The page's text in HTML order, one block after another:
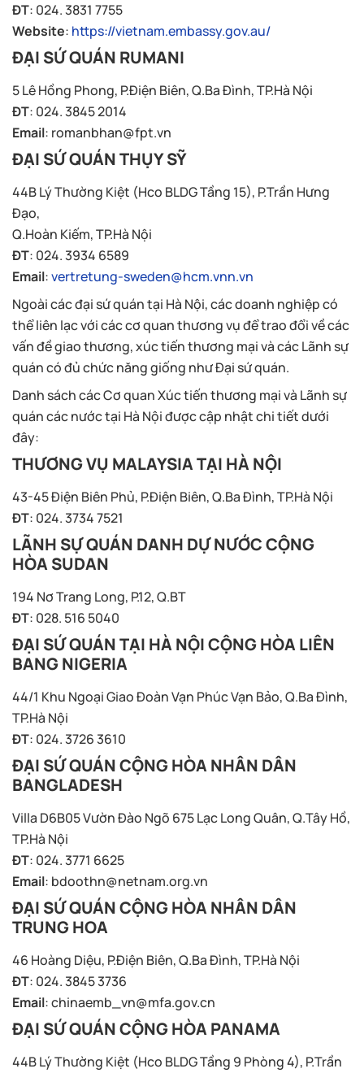
ĐT: 024. 3831 7755
Website: https://vietnam.embassy.gov.au/
ĐẠI SỨ QUÁN RUMANI
5 Lê Hồng Phong, P.Điện Biên, Q.Ba Đình, TP.Hà Nội
ĐT: 024. 3845 2014
Email: romanbhan@fpt.vn
ĐẠI SỨ QUÁN THỤY SỸ
44B Lý Thường Kiệt (Hco BLDG Tầng 15), P.Trần Hưng
Đạo,
Q.Hoàn Kiếm, TP.Hà Nội
ĐT: 024. 3934 6589
Email:vertretung-sweden@hcm.vnn.vn
Ngoài các đại sứ quán tại Hà Nội, các doanh nghiệp có
thể liên lạc với các cơ quan thương vụ để trao đổi về các
vấn đề giao thương, xúc tiến thương mại và các Lãnh sự
quán có đủ chức năng giống như Đại sứ quán.
Danh sách các Cơ quan Xúc tiến thương mại và Lãnh sự
quán các nước tại Hà Nội được cập nhật chi tiết dưới
đây:
THƯƠNG VỤ MALAYSIA TẠI HÀ NỘI
43-45 Điện Biên Phủ, P.Điện Biên, Q.Ba Đình, TP.Hà Nội
ĐT: 024. 3734 7521
LÃNH SỰ QUÁN DANH DỰ NƯỚC CỘNG
HÒA SUDAN
194 Nơ Trang Long, P.12, Q.BT
ĐT: 028. 516 5040
ĐẠI SỨ QUÁN TẠI HÀ NỘI CỘNG HÒA LIÊN
BANG NIGERIA
44/1 Khu Ngoại Giao Đoàn Vạn Phúc Vạn Bảo, Q.Ba Đình,
TP.Hà Nội
ĐT: 024. 3726 3610
ĐẠI SỨ QUÁN CỘNG HÒA NHÂN DÂN
BANGLADESH
Villa D6B05 Vườn Đào Ngõ 675 Lạc Long Quân, Q.Tây Hồ,
TP.Hà Nội
ĐT: 024. 3771 6625
Email: bdoothn@netnam.org.vn
ĐẠI SỨ QUÁN CỘNG HÒA NHÂN DÂN
TRUNG HOA
46 Hoàng Diệu, P.Điện Biên, Q.Ba Đình, TP.Hà Nội
ĐT: 024. 3845 3736
Email:chinaemb_vn@mfa.gov.cn
ĐẠI SỨ QUÁN CỘNG HÒA PANAMA
44B Lý Thường Kiệt (Hco BLDG Tầng 9 Phòng 4), P.Trần